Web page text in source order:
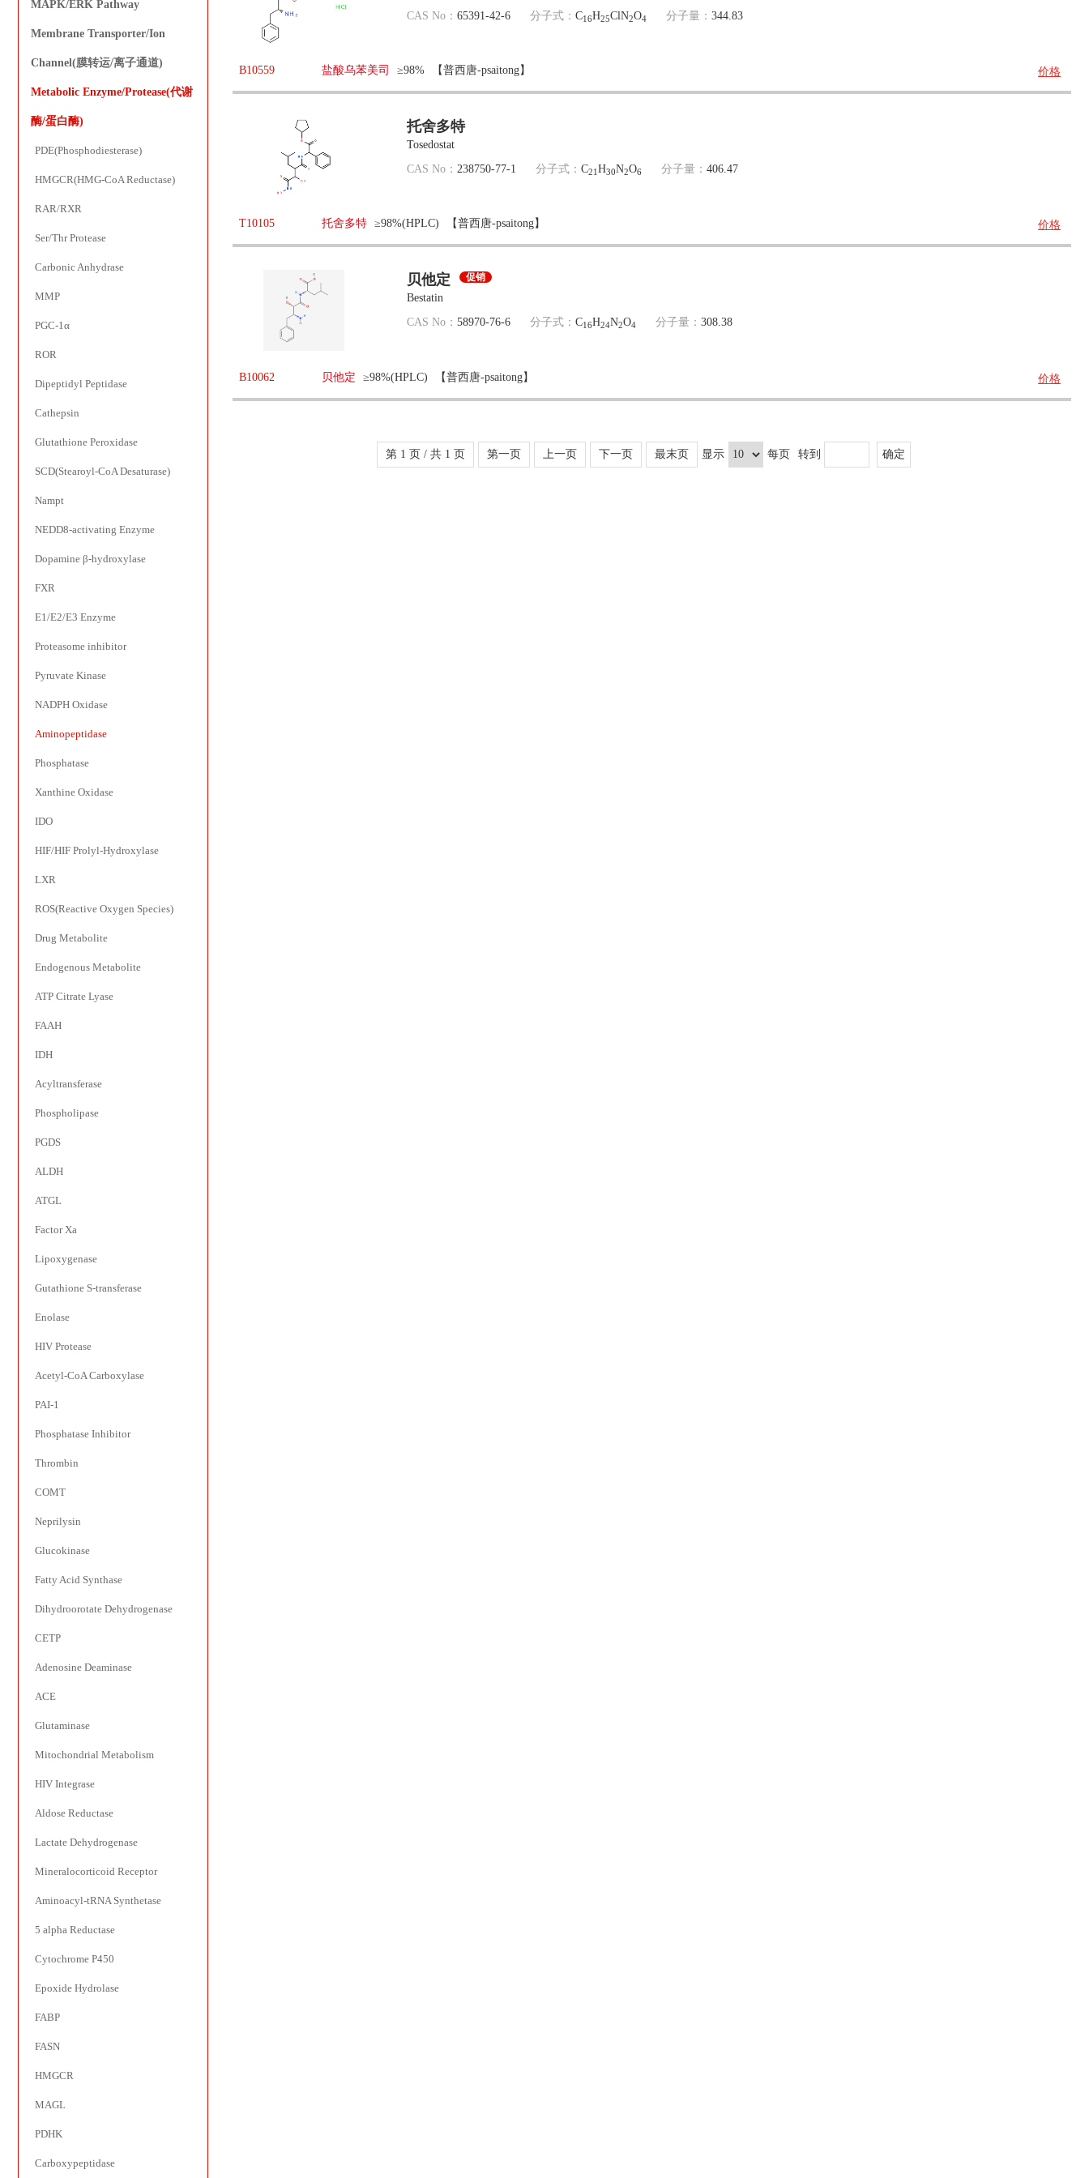
MAPK/ERK Pathway
Membrane Transporter/Ion
Channel(膜转运/离子通道)
Metabolic Enzyme/Protease(代谢
酶/蛋白酶)
PDE(Phosphodiesterase)
HMGCR(HMG-CoA Reductase)
RAR/RXR
Ser/Thr Protease
Carbonic Anhydrase
MMP
PGC-1α
ROR
Dipeptidyl Peptidase
Cathepsin
Glutathione Peroxidase
SCD(Stearoyl-CoA Desaturase)
Nampt
NEDD8-activating Enzyme
Dopamine β-hydroxylase
FXR
E1/E2/E3 Enzyme
Proteasome inhibitor
Pyruvate Kinase
NADPH Oxidase
Aminopeptidase
Phosphatase
Xanthine Oxidase
IDO
HIF/HIF Prolyl-Hydroxylase
LXR
ROS(Reactive Oxygen Species)
Drug Metabolite
Endogenous Metabolite
ATP Citrate Lyase
FAAH
IDH
Acyltransferase
Phospholipase
PGDS
ALDH
ATGL
Factor Xa
Lipoxygenase
Gutathione S-transferase
Enolase
HIV Protease
Acetyl-CoA Carboxylase
PAI-1
Phosphatase Inhibitor
Thrombin
COMT
Neprilysin
Glucokinase
Fatty Acid Synthase
Dihydroorotate Dehydrogenase
CETP
Adenosine Deaminase
ACE
Glutaminase
Mitochondrial Metabolism
HIV Integrase
Aldose Reductase
Lactate Dehydrogenase
Mineralocorticoid Receptor
Aminoacyl-tRNA Synthetase
5 alpha Reductase
Cytochrome P450
Epoxide Hydrolase
FABP
FASN
HMGCR
MAGL
PDHK
Carboxypeptidase
CAS No： 65391-42-6 分子式： C16H25ClN2O4 分子量： 344.83
B10559 盐酸乌苯美司 ≥98% 【普西唐-psaitong】 价格
托舍多特
Tosedostat
CAS No： 238750-77-1 分子式： C21 H30N2O6 分子量： 406.47
T10105 托舍多特 ≥98%(HPLC) 【普西唐-psaitong】 价格
贝他定 促销
Bestatin
CAS No： 58970-76-6 分子式： C16H24N2O4 分子量： 308.38
B10062 贝他定 ≥98%(HPLC) 【普西唐-psaitong】 价格
第 1 页 / 共 1 页 第一页 上一页 下一页 最末页 显示 每页 转到